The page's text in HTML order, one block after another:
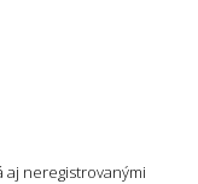
aj neregistrovanými